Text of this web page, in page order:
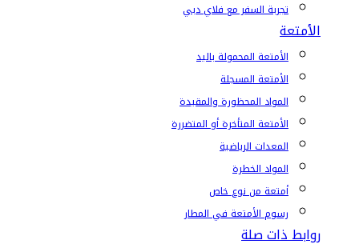
تجربة السفر مع فلاي دبي
الأمتعة
الأمتعة المحمولة باليد
الأمتعة المسجلة
المواد المحظورة والمقيدة
الأمتعة المتأخرة أو المتضررة
المعدات الرياضية
المواد الخطرة
أمتعة من نوع خاص
رسوم الأمتعة في المطار
روابط ذات صلة